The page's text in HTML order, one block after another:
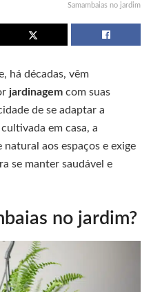
Samambaias no jardim
há décadas, vêm
jardinagem com suas
de se adaptar a
em casa, a
aos espaços e exige
se manter saudável e
no jardim?